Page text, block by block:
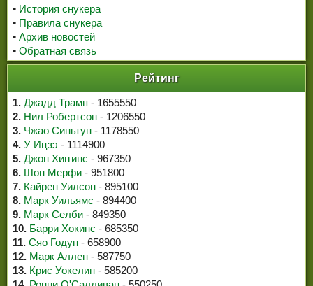
• История снукера
• Правила снукера
• Архив новостей
• Обратная связь
Рейтинг
1. Джадд Трамп - 1655550
2. Нил Робертсон - 1206550
3. Чжао Синьтун - 1178550
4. У Ицзэ - 1114900
5. Джон Хиггинс - 967350
6. Шон Мерфи - 951800
7. Кайрен Уилсон - 895100
8. Марк Уильямс - 894400
9. Марк Селби - 849350
10. Барри Хокинс - 685350
11. Сяо Годун - 658900
12. Марк Аллен - 587750
13. Крис Уокелин - 585200